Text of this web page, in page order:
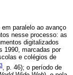
paralelo ao avanço
nesse processo: as
digitalizados
1990, marcadas por
e colégios de
, p. 46); o período de